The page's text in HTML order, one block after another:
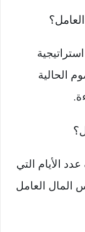
الحالية
الأيام التي
المال العامل